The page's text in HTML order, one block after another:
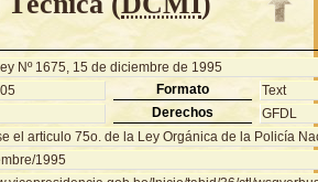
Nº 1675, 15 de diciembre de 1995
Formato
Text
Derechos
GFDL
el articulo 75o. de la Ley Orgánica de la Policía
1995